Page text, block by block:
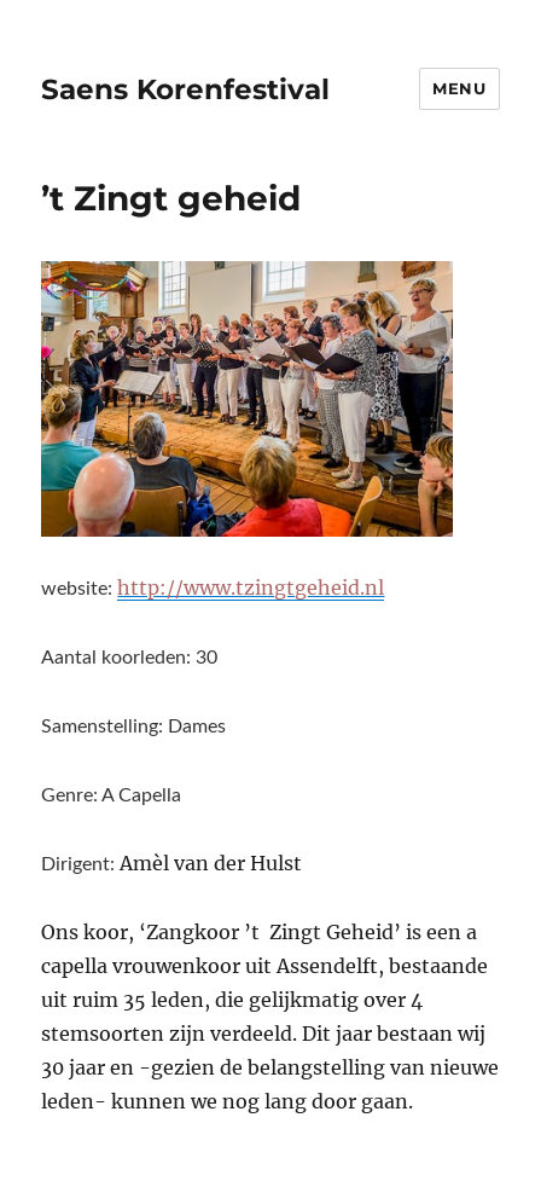
Saens Korenfestival MENU
’t Zingt geheid
website: http://www.tzingtgeheid.nl
Aantal koorleden: 30
Samenstelling: Dames
Genre: A Capella
Dirigent: Amèl van der Hulst
Ons koor, ‘Zangkoor ’t Zingt Geheid’ is een a
capella vrouwenkoor uit Assendelft, bestaande
uit ruim 35 leden, die gelijkmatig over 4
stemsoorten zijn verdeeld. Dit jaar bestaan wij
30 jaar en -gezien de belangstelling van nieuwe
leden- kunnen we nog lang door gaan.